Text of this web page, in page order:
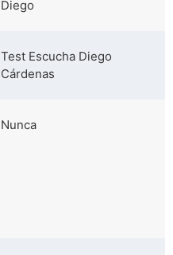
Diego
Test Escucha Diego
Cárdenas
Nunca